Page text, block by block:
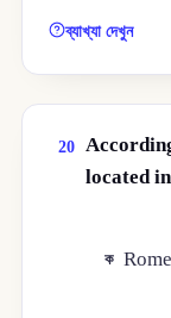
ব্যাখ্যা দেখুন
20
located
ক Rome